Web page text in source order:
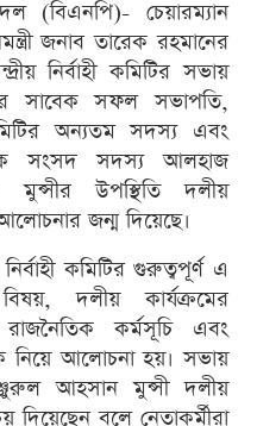
(বিএনপি)- চেয়ারম্যান
জনাব তারেক রহমানের
নির্বাহী কমিটির সভায়
সাবেক সফল সভাপতি,
অন্যতম সদস্য এবং
সংসদ সদস্য আলহাজ
মুন্সীর উপস্থিতি দলীয়
জন্ম দিয়েছে।
কমিটির গুরুত্বপূর্ণ এ
দলীয় কার্যক্রমের
কর্মসূচি এবং
নিয়ে আলোচনা হয়। সভায়
আহসান মুন্সী দলীয়
দিয়েছেন বলে নেতাকর্মীরা